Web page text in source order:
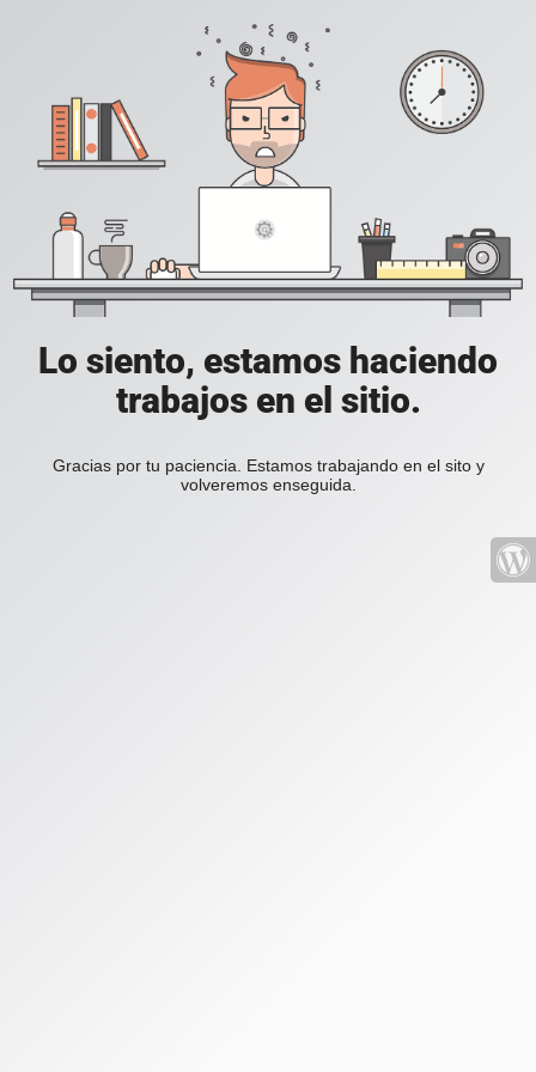
Lo siento, estamos haciendo
trabajos en el sitio.
Gracias por tu paciencia. Estamos trabajando en el sito y
volveremos enseguida.